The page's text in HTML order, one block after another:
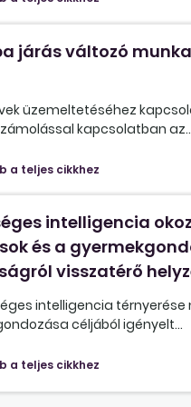
járás változó
üzemeltetéséhez
kapcsolatban
a teljes cikkhez
intelligencia
és a
visszatérő
intelligencia térnyerése
céljából igényelt...
a teljes cikkhez